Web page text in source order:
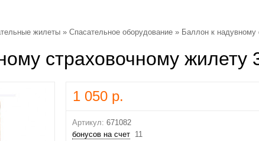
жилеты » Спасательное оборудование » Баллон к надувному
страховочному жилету
1 050 р.
Артикул: 671082
бонусов на счет 11